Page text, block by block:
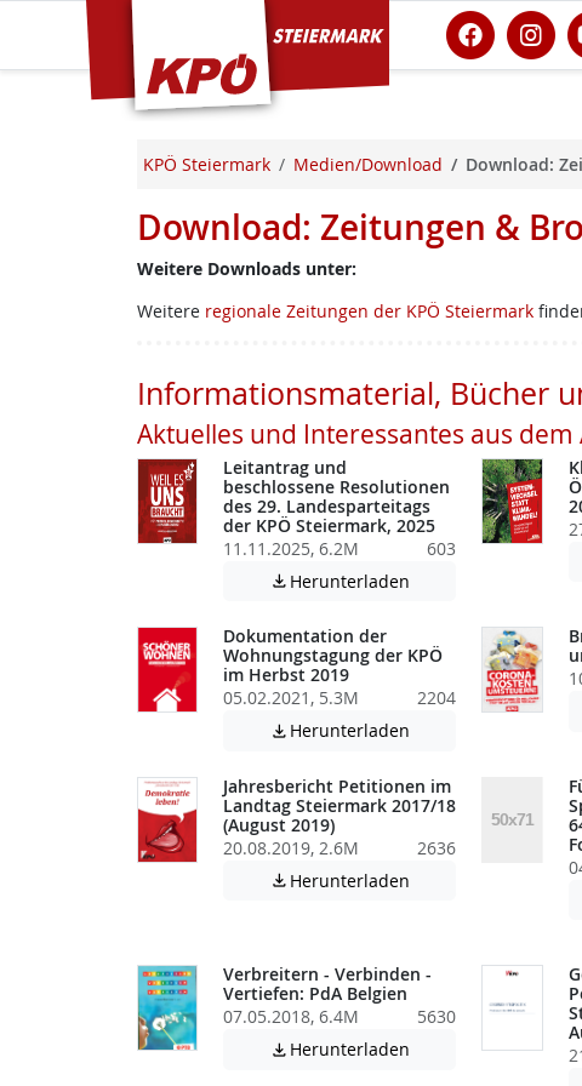
KPÖ Steiermark
KPÖ Steiermark Medien/Download Download:
Download: Zeitungen &
Weitere Downloads unter:
Weitere regionale Zeitungen der KPÖ Steiermark
Informationsmaterial, Bücher
Aktuelles und Interessantes aus dem
Leitantrag und
beschlossene Resolutionen
des 29. Landesparteitags
der KPÖ Steiermark, 2025
11.11.2025, 6.2M
603
 Herunterladen
Dokumentation der
Wohnungstagung der KPÖ
im Herbst 2019
05.02.2021, 5.3M
2204
 Herunterladen
Jahresbericht Petitionen im
Landtag Steiermark 2017/18
(August 2019)
20.08.2019, 2.6M
2636
 Herunterladen Achtung: Diese
Verbreitern - Verbinden -
Vertiefen: PdA Belgien
07.05.2018, 6.4M
5630
 Herunterladen Achtung: Diese